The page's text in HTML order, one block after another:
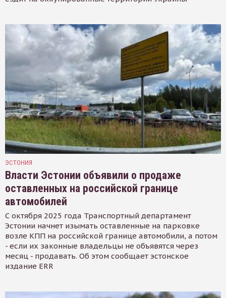
ЭСТОНИЯ
Власти Эстонии объявили о продаже
оставленных на российской границе
автомобилей
С октября 2025 года Транспортный департамент
Эстонии начнет изымать оставленные на парковке
возле КПП на российской границе автомобили, а потом
- если их законные владельцы не объявятся через
месяц - продавать. Об этом сообщает эстонское
издание ERR